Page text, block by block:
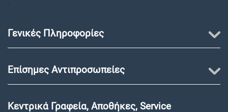
"
Γενικές Πληροφορίες
Επίσημες Αντιπροσωπείες
Κεντρικά Γραφεία, Αποθήκες, Service